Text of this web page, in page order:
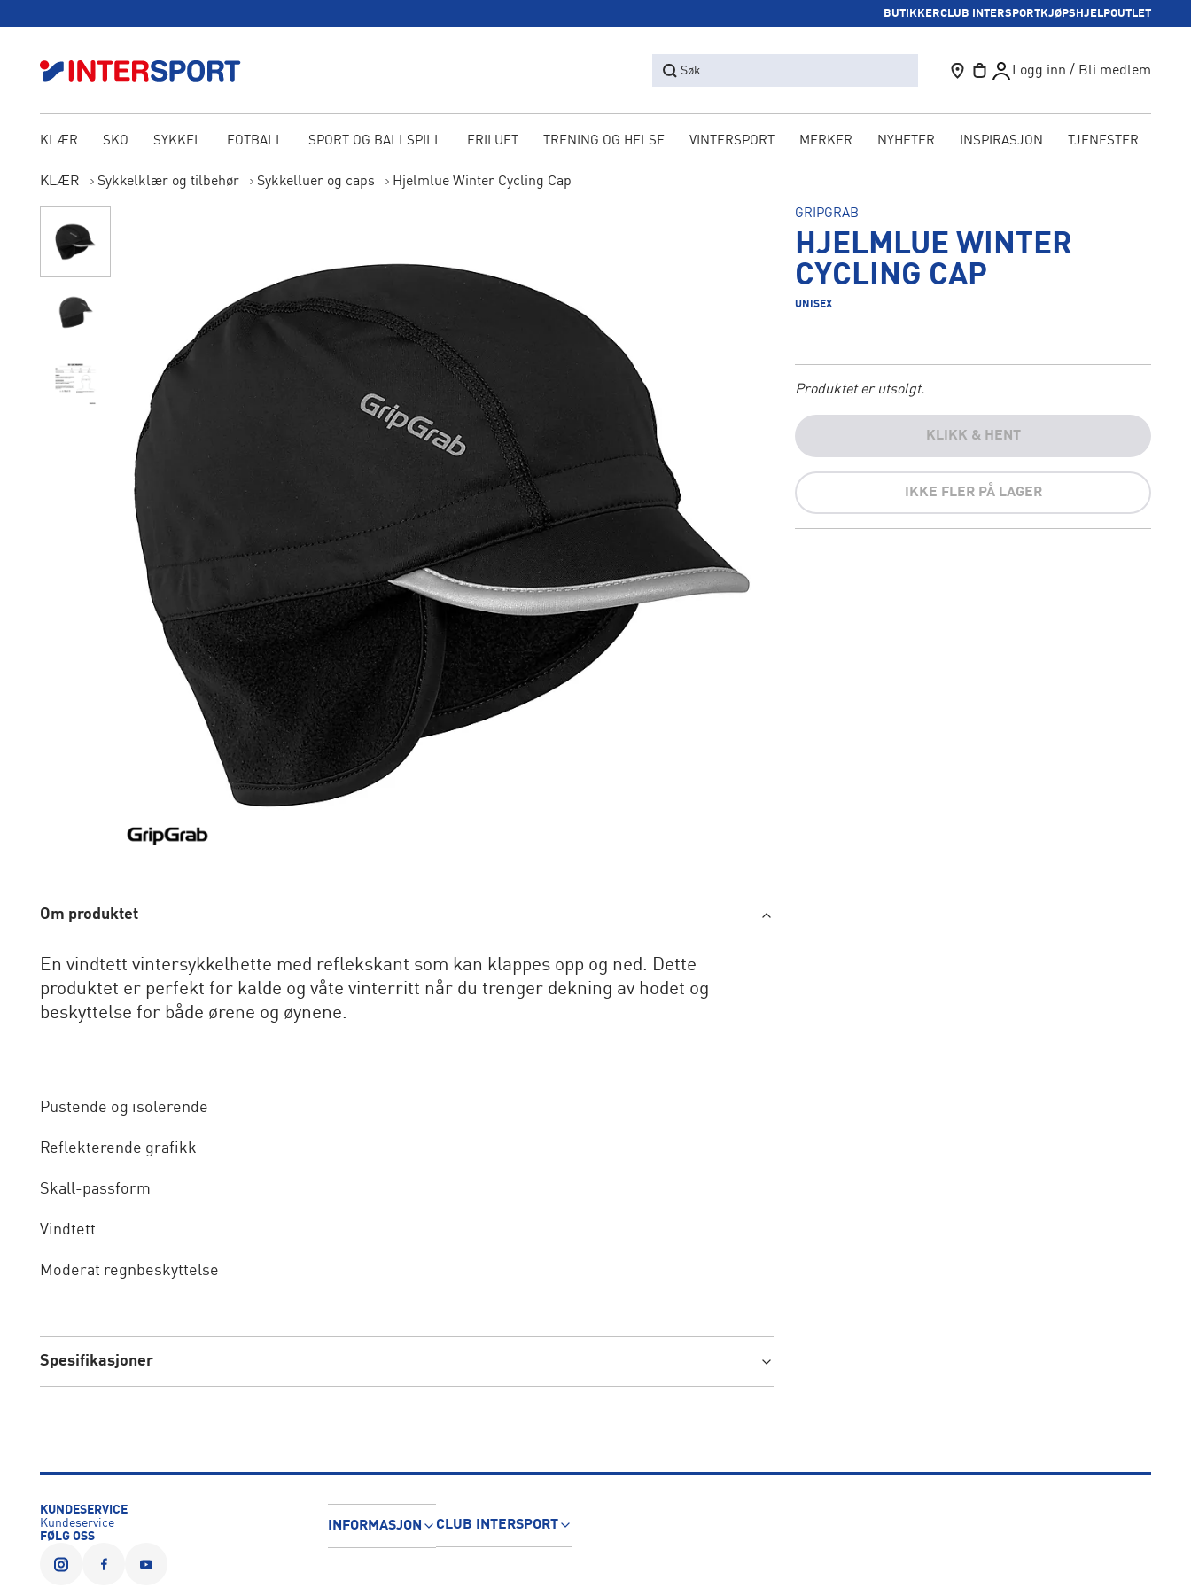
BUTIKKERCLUB INTERSPORTKJØPSHJELPOUTLET
Søk Logg inn / Bli medlem
KLÆR SKO SYKKEL FOTBALL SPORT OG BALLSPILL FRILUFT TRENING OG HELSE VINTERSPORT MERKER NYHETER INSPIRASJON TJENESTER
KLÆR Sykkelklær og tilbehør Sykkelluer og caps Hjelmlue Winter Cycling Cap
Om produktet
En vindtett vintersykkelhette med reflekskant som kan klappes opp og ned. Dette
produktet er perfekt for kalde og våte vinterritt når du trenger dekning av hodet og
beskyttelse for både ørene og øynene.
Pustende og isolerende
Reflekterende grafikk
Skall-passform
Vindtett
Moderat regnbeskyttelse
Spesifikasjoner
GRIPGRAB
HJELMLUE WINTER
CYCLING CAP
UNISEX
Produktet er utsolgt.
KLIKK & HENT
IKKE FLER PÅ LAGER
KUNDESERVICE
Kundeservice
FØLG OSS
INFORMASJON CLUB INTERSPORT